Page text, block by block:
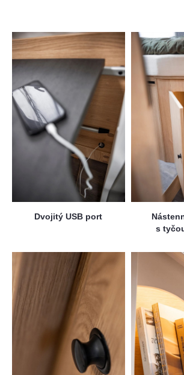
Dvojitý USB port
s